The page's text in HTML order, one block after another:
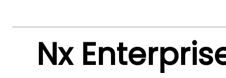
Nx